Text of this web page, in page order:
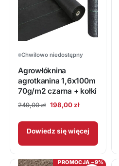
Chwilowo niedostępny
Agrowłóknina
agrotkanina 1,6x100m
70g/m2 czarna + kołki
249,00zł Pierwotna
wynosiła:
249,00 zł.
198,00złAktualna
wynosi:
198,00 zł.
Dowiedz się więcej
PROMOCJA −9%